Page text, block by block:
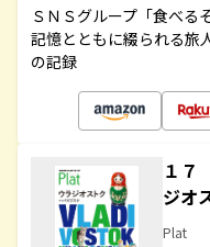
ＳＮＳグループ「食べる
記憶とともに綴られる旅
の記録
１
ジオ
Plat